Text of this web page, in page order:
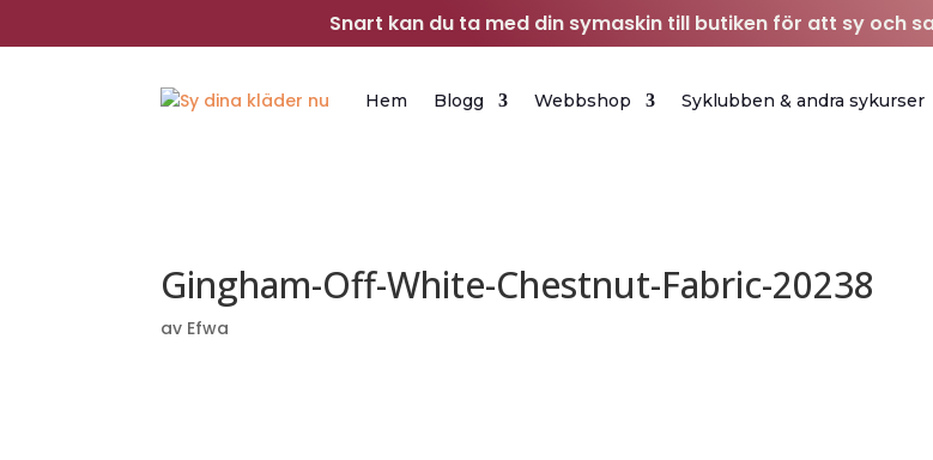
Snart kan du ta med din symaskin till butiken för att sy och
Hem Blogg Webbshop Syklubben & andra sykurser
Gingham-Off-White-Chestnut-Fabric-20238
av Efwa